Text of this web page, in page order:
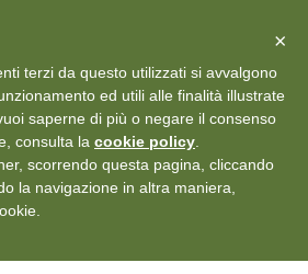
info@aceper.it Statuto
dati personali ×
terzi da questo utilizzati si avvalgono
ed utili alle finalità illustrate
saperne di più o negare il consenso
consulta la cookie policy
scorrendo questa pagina, cliccando
la navigazione in altra maniera,